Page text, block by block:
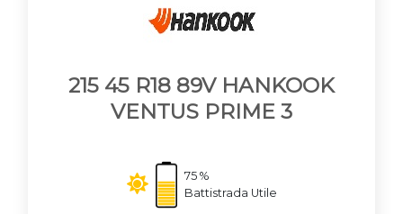
215 45 R18 89V HANKOOK
VENTUS PRIME 3
75 %
Battistrada Utile